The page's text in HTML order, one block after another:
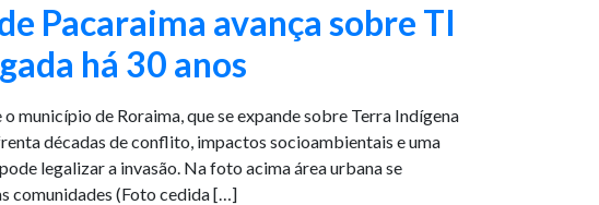
Pacaraima avança sobre TI
há 30 anos
o município de Roraima, que se expande sobre Terra Indígena
décadas de conflito, impactos socioambientais e uma
legalizar a invasão. Na foto acima área urbana se
comunidades (Foto cedida […]